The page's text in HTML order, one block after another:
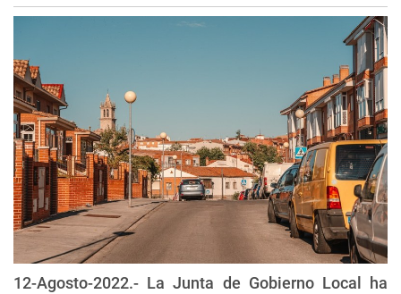
12-Agosto-2022.- La Junta de Gobierno Local ha